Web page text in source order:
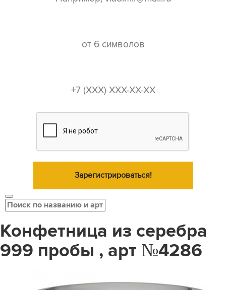
Зарегистрироваться!
Конфетница из серебра
999 пробы , арт №4286